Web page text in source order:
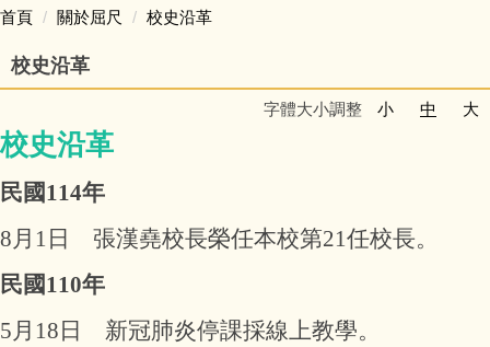
屈尺專刊
活動影音
首頁 關於屈尺 校史沿革
校史沿革
字體大小調整 小 中 大
校史沿革
民國114年
8月1日 張漢堯校長榮任本校第21任校長。
民國110年
5月18日 新冠肺炎停課採線上教學。